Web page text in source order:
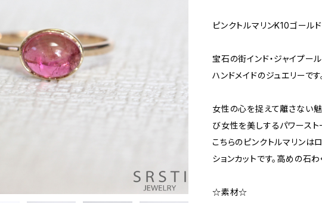
ピンクトルマリンK10ゴール
宝石の街インド・ジャイプ
ハンドメイドのジュエリーです
女性の心を捉えて離さない
び女性を美しするパワースト
こちらのピンクトルマリン
ションカットです。高めの石わ
☆素材☆